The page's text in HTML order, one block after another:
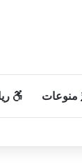
منوعات